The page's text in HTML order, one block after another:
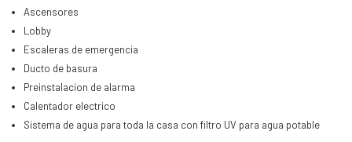
Ascensores
Lobby
Escaleras de emergencia
Ducto de basura
Preinstalacion de alarma
Calentador electrico
Sistema de agua para toda la casa con filtro UV para agua potable